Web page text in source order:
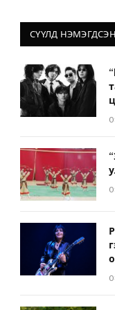
СҮҮЛД НЭМЭГДСЭН